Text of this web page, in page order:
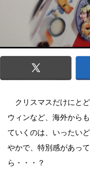
クリスマスだけにと
ウィンなど、海外から
ていくのは、いったい
やかで、特別感があっ
ら・・・？